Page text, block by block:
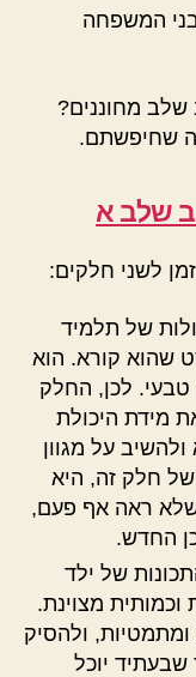
המשפחה
שלב מחוננים?
שחיפשתם.
ב שלב א
לשני חלקים:
של תלמיד
שהוא קורא. הוא
טבעי. לכן, החלק
מידת היכולת
על מגוון
חלק זה, היא
ראה אף פעם,
החדש.
של ילד
מצוינת.
ומתמטיות, ולהסיק
שבעתיד יוכל